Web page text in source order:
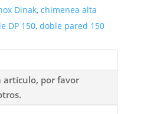
Dinak, chimenea alta
DP 150, doble pared 150
artículo, por favor